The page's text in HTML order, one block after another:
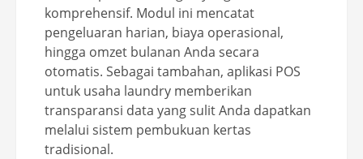
komprehensif. Modul ini mencatat
pengeluaran harian, biaya operasional,
hingga omzet bulanan Anda secara
otomatis. Sebagai tambahan, aplikasi POS
untuk usaha laundry memberikan
transparansi data yang sulit Anda dapatkan
melalui sistem pembukuan kertas
tradisional.